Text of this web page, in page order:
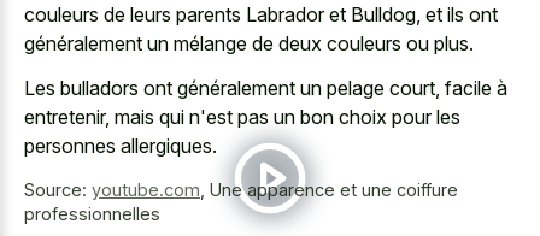
couleurs de leurs parents Labrador et Bulldog, et ils ont
généralement un mélange de deux couleurs ou plus.
Les bulladors ont généralement un pelage court, facile à
entretenir, mais qui n'est pas un bon choix pour les
personnes allergiques.
Source: youtube.com Une apparence et une coiffure
professionnelles